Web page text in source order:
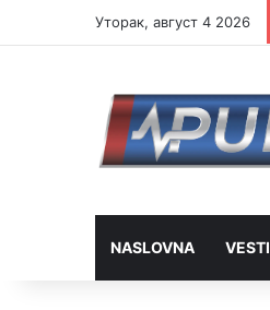
Уторак, август 4 2026
NASLOVNA VESTI